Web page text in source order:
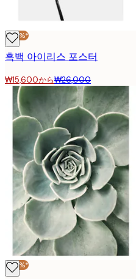
-40%*
흑백 아이리스 포스터
₩15,600から₩26,000
-40%*